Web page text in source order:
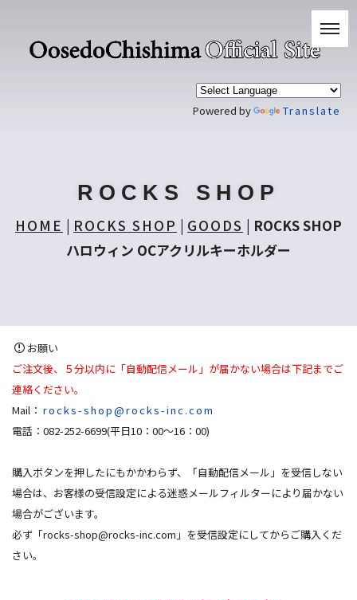
Powered by Translate
ROCKS SHOP
HOME | ROCKS SHOP | GOODS | ROCKS SHOP
ハロウィン OCアクリルキーホルダー
お願い
ご注文後、５分以内に「自動配信メール」が届かない場合は下記までご
連絡ください。
Mail： rocks-shop@rocks-inc.com
電話：082-252-6699(平日10：00～16：00)
購入ボタンを押したにもかかわらず、「自動配信メール」を受信しない
場合は、お客様の受信設定による迷惑メールフィルターにより届かない
場合がございます。
必ず「rocks-shop@rocks-inc.com 」を受信設定にしてからご購入くだ
さい。